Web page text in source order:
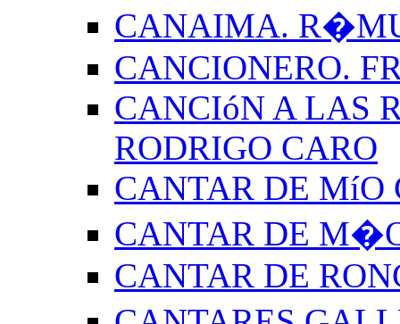
CANAIMA.
CANCIONERO.
CANCIóN A LAS
RODRIGO CARO
CANTAR DE MíO
CANTAR DE
CANTAR DE